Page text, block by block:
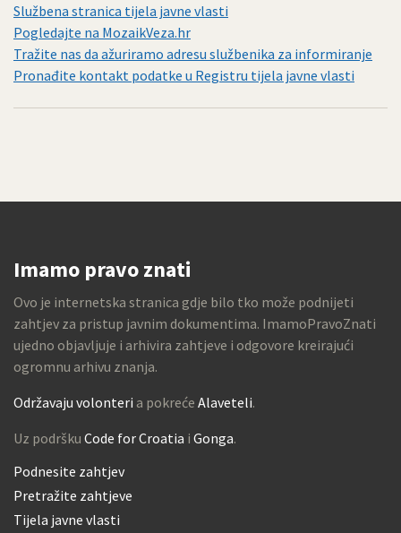
Službena stranica tijela javne vlasti
Pogledajte na MozaikVeza.hr
Tražite nas da ažuriramo adresu službenika za informiranje
Pronađite kontakt podatke u Registru tijela javne vlasti
Imamo pravo znati
Ovo je internetska stranica gdje bilo tko može podnijeti
zahtjev za pristup javnim dokumentima. ImamoPravoZnati
ujedno objavljuje i arhivira zahtjeve i odgovore kreirajući
ogromnu arhivu znanja.
Održavaju volonteri a pokreće Alaveteli.
Uz podršku Code for Croatia i Gonga.
Podnesite zahtjev
Pretražite zahtjeve
Tijela javne vlasti